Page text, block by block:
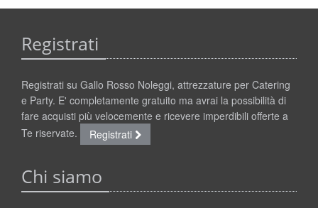
Registrati
Registrati su Gallo Rosso Noleggi, attrezzature per Catering
e Party. E' completamente gratuito ma avrai la possibilità di
fare acquisti più velocemente e ricevere imperdibili offerte a
Te riservate.
Registrati
Chi siamo